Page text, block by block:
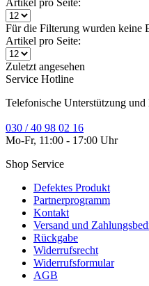
Artikel pro Seite:
Für die Filterung wurden keine
Artikel pro Seite:
Zuletzt angesehen
Service Hotline
Telefonische Unterstützung und
030 / 40 98 02 16
Mo-Fr, 11:00 - 17:00 Uhr
Shop Service
Defektes Produkt
Partnerprogramm
Kontakt
Versand und
Rückgabe
Widerrufsrecht
Widerrufsformular
AGB